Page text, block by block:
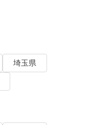
埼玉県